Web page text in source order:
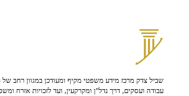
שביל צדק מרכז מידע משפטי מקיף ומעודכן במגוון רחב
עבודה ועסקים, דרך נדל"ן ומקרקעין, ועד לזכויות אזרח